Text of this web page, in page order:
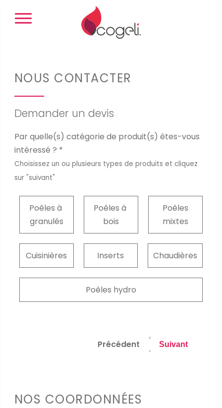
Panneau de gestion des cookies
NOUS CONTACTER
Demander un devis
Par quelle(s) catégorie de produit(s) êtes-vous
intéressé ? *
Choisissez un ou plusieurs types de produits et cliquez
sur "suivant"
Poêles à
granulés
Poêles à
bois
Poêles
mixtes
Cuisinières Inserts Chaudières
Poêles hydro
Précédent
NOS COORDONNÉES